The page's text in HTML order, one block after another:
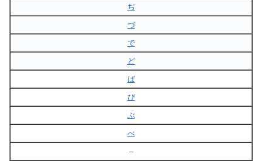
ぢ
づ
で
ど
ば
び
ぶ
べ
–